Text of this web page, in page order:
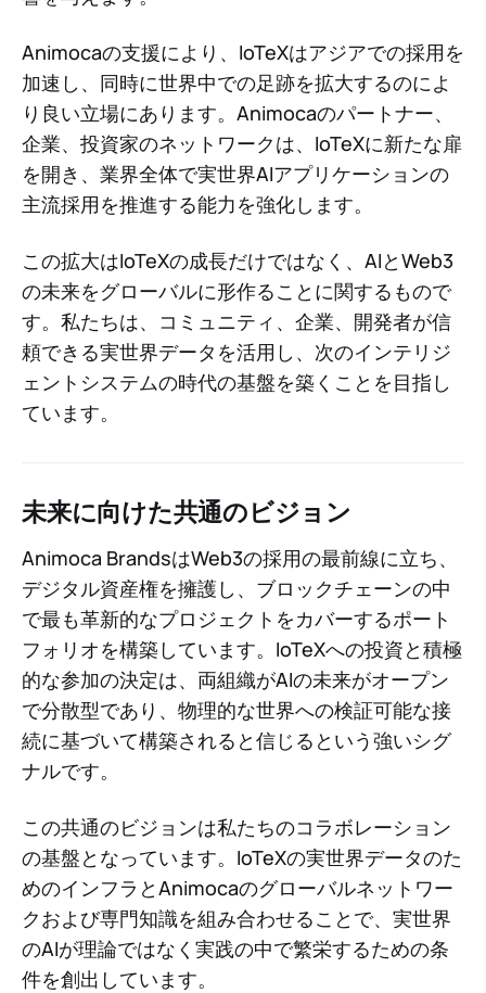
Animocaの支援により、IoTeXはアジアでの採用を
加速し、同時に世界中での足跡を拡大するのによ
り良い立場にあります。Animocaのパートナー、
企業、投資家のネットワークは、IoTeXに新たな扉
を開き、業界全体で実世界AIアプリケーションの
主流採用を推進する能力を強化します。
この拡大はIoTeXの成長だけではなく、AIとWeb3
の未来をグローバルに形作ることに関するもので
す。私たちは、コミュニティ、企業、開発者が信
頼できる実世界データを活用し、次のインテリジ
ェントシステムの時代の基盤を築くことを目指し
ています。
未来に向けた共通のビジョン
Animoca BrandsはWeb3の採用の最前線に立ち、
デジタル資産権を擁護し、ブロックチェーンの中
で最も革新的なプロジェクトをカバーするポート
フォリオを構築しています。IoTeXへの投資と積極
的な参加の決定は、両組織がAIの未来がオープン
で分散型であり、物理的な世界への検証可能な接
続に基づいて構築されると信じるという強いシグ
ナルです。
この共通のビジョンは私たちのコラボレーション
の基盤となっています。IoTeXの実世界データのた
めのインフラとAnimocaのグローバルネットワー
クおよび専門知識を組み合わせることで、実世界
のAIが理論ではなく実践の中で繁栄するための条
件を創出しています。